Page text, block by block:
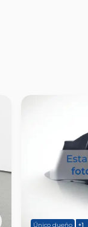
Único dueño +1